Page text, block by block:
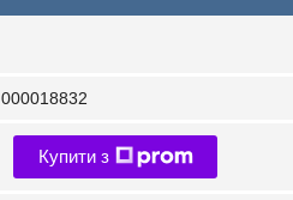
000018832
Купити з